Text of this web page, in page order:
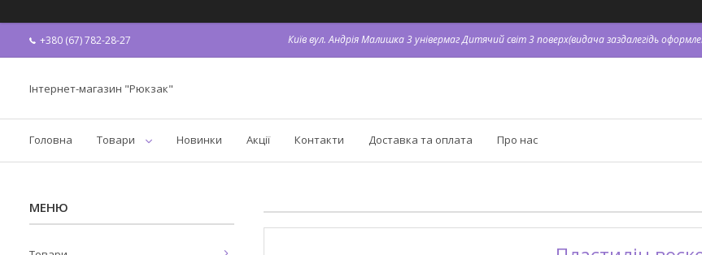
+380 (67) 782-28-27 Київ вул. Андрія Малишка 3 універмаг Дитячий світ 3 поверх(видача заздалегідь
Інтернет-магазин "Рюкзак"
Головна Товари Новинки Акції Контакти Доставка та оплата Про нас